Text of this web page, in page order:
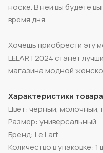
носке. В ней вы будете
время дня.
Хочешь приобрести эту
LELART2024 станет
магазина модной
Характеристики
Цвет: черный, молочный,
Размер: универсальный
Бренд: Le Lart
Количество в упаковке: 1